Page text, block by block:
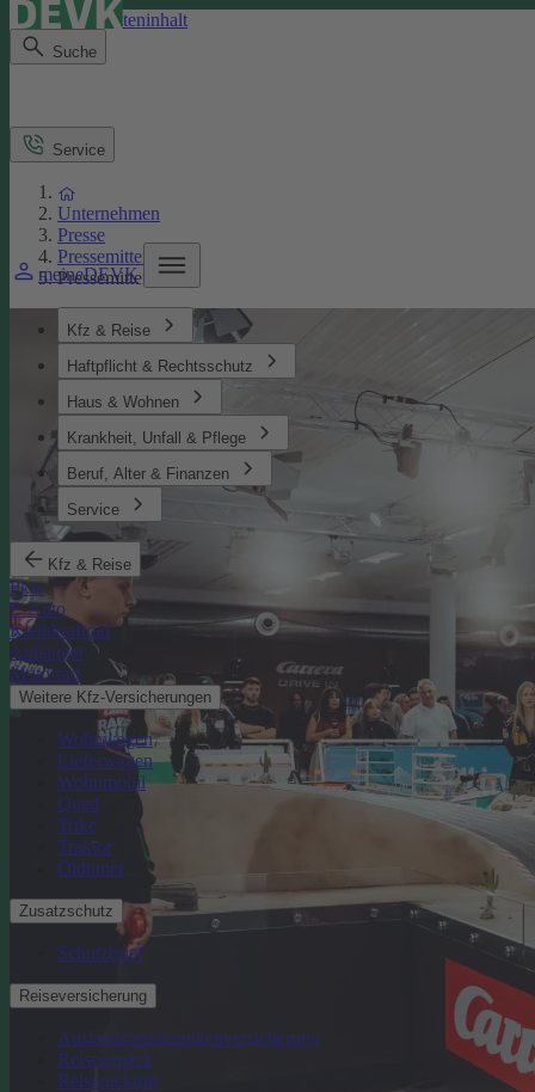
Direkt zum Seiteninhalt
Suche
meineDEVK
Kfz & Reise
Haftpflicht & Rechtsschutz
Haus & Wohnen
Krankheit, Unfall & Pflege
Beruf, Alter & Finanzen
Service
Kfz & Reise
Pkw
E-Auto
Kleinkraftrad
Anhänger
Motorrad
Weitere Kfz-Versicherungen
Wohnwagen
Lieferwagen
Wohnmobil
Quad
Trike
Traktor
Oldtimer
Zusatzschutz
Schutzbrief
Reiseversicherung
Auslandsreisekrankenversicherung
Reisegepäck
Reiserücktritt
Service
Unternehmen
Presse
Pressemitteilungen
Pressemitteilung